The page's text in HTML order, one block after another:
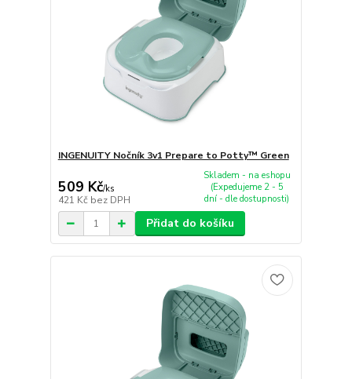
INGENUITY Nočník 3v1 Prepare to Potty™ Green
509 Kč/ks
421 Kč bez DPH
Skladem - na eshopu
(Expedujeme 2 - 5
dní - dle dostupnosti)
Přidat do košíku